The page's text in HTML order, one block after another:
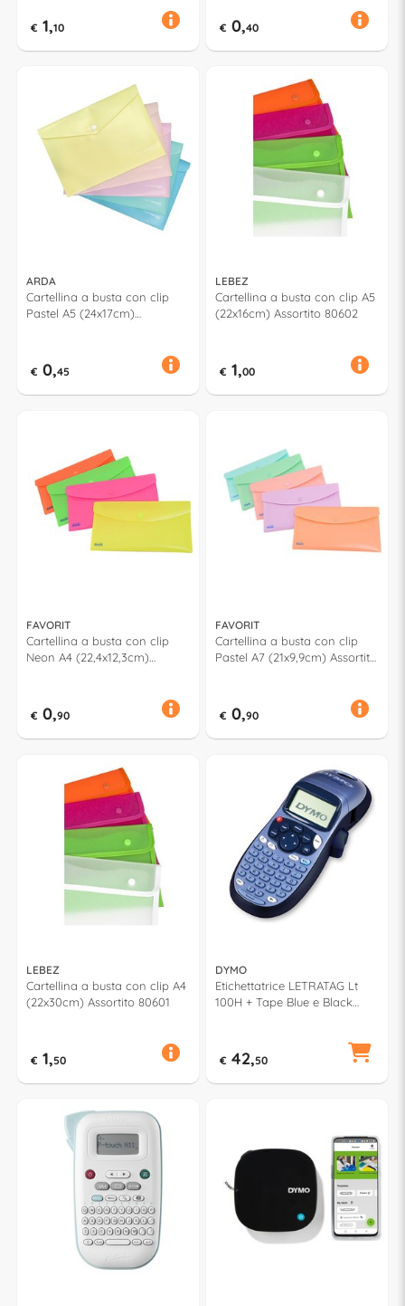
€ 1,10 € 0,40
ARDA
Cartellina a busta con clip
Pastel A5 (24x17cm)
€ 0,45
LEBEZ
Cartellina a busta con clip A5
(22x16cm) Assortito 80602
€ 1,00
FAVORIT
Cartellina a busta con clip
Neon A4 (22,4x12,3cm)
€ 0,90
FAVORIT
Cartellina a busta con clip
Pastel A7 (21x9,9cm) Assortito
€ 0,90
LEBEZ
Cartellina a busta con clip A4
(22x30cm) Assortito 80601
€ 1,50
DYMO
Etichettatrice LETRATAG Lt
100H + Tape Blue e Black
€ 42,50